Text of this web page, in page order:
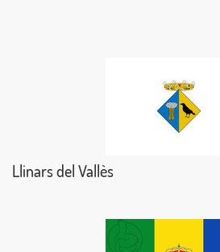
Llinars del Vallès